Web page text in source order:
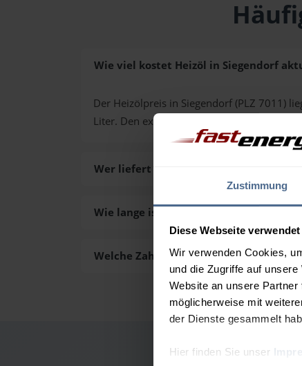
Zustimmung
Diese Webseite
Wir verwenden Cookies,
und die Zugriffe auf
Website an unsere
möglicherweise mit
der Dienste gesammelt
Hier finden Sie unser
Wie viel kostet Heizöl in Siegendorf
Der Heizölpreis in Siegendorf (PLZ 7011)
Liter. Den exakten Preis für Ihre
Wer liefert das Heizöl in Siegendorf aus?
Wie lange ist die Lieferzeit des Heizöls
Welche Zahlungsarten gibt es?